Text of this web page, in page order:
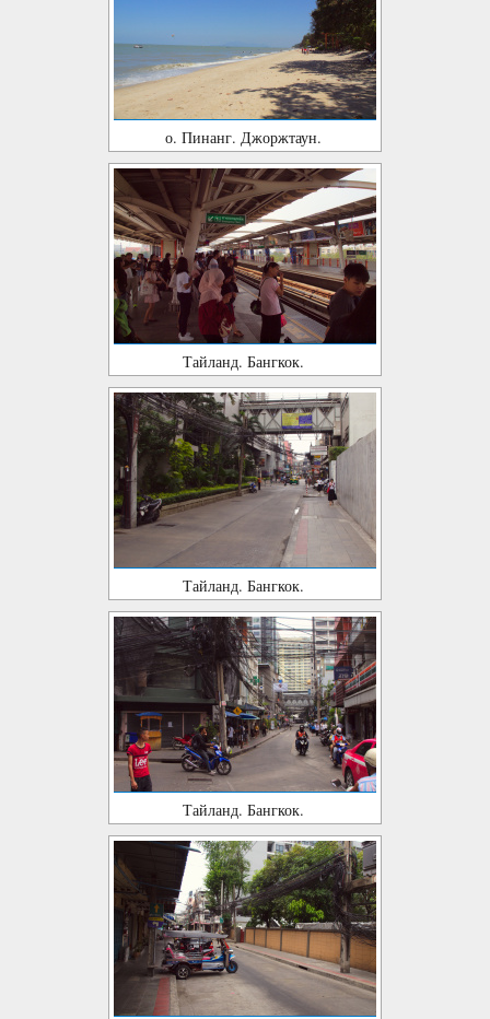
о. Пинанг. Джоржтаун.
Тайланд. Бангкок.
Тайланд. Бангкок.
Тайланд. Бангкок.